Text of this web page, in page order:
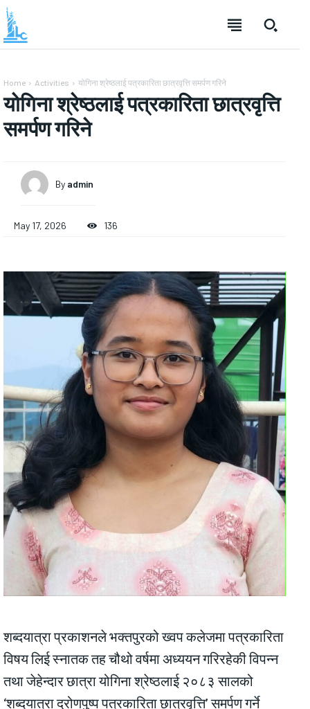
Home Activities योगिना श्रेष्ठलाई पत्रकारिता छात्रवृत्ति समर्पण गरिने
योगिना श्रेष्ठलाई पत्रकारिता छात्रवृत्ति
समर्पण गरिने
By admin
May 17, 2026 136
शब्दयात्रा प्रकाशनले भक्तपुरको ख्वप कलेजमा पत्रकारिता
विषय लिई स्नातक तह चौथो वर्षमा अध्ययन गरिरहेकी विपन्न
तथा जेहेन्दार छात्रा योगिना श्रेष्ठलाई २०८३ सालको
‘शब्दयात्रा द्रोणपुष्प पत्रकारिता छात्रवृत्ति’ समर्पण गर्ने